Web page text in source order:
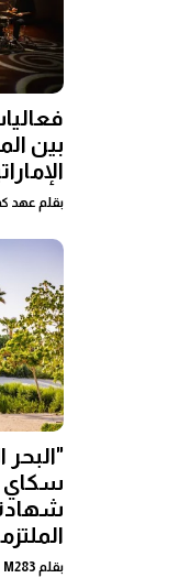
بين
بقلم عهد
"البحر
سكاي
شهادة
بقلم M283